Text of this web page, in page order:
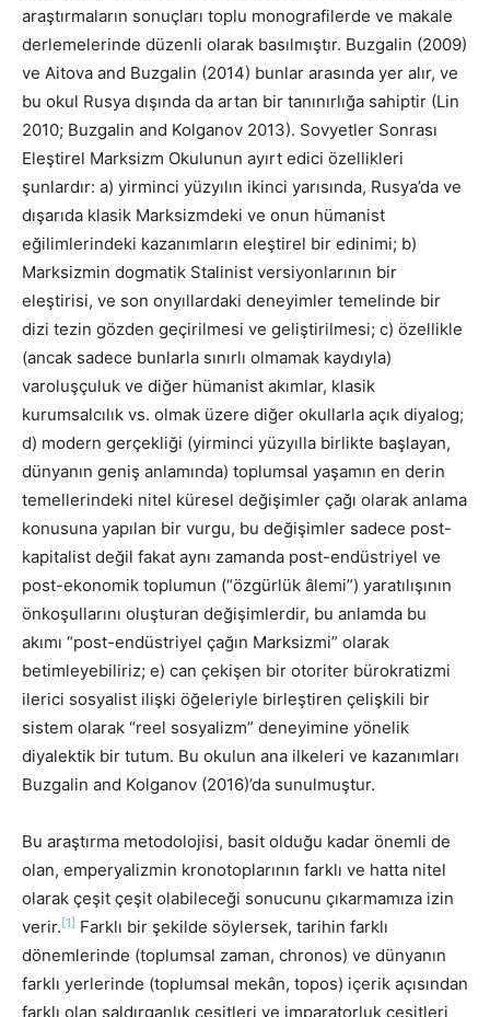
araştırmaların sonuçları toplu monografilerde ve makale
derlemelerinde düzenli olarak basılmıştır. Buzgalin (2009)
ve Aitova and Buzgalin (2014) bunlar arasında yer alır, ve
bu okul Rusya dışında da artan bir tanınırlığa sahiptir (Lin
2010; Buzgalin and Kolganov 2013). Sovyetler Sonrası
Eleştirel Marksizm Okulunun ayırt edici özellikleri
şunlardır: a) yirminci yüzyılın ikinci yarısında, Rusya’da ve
dışarıda klasik Marksizmdeki ve onun hümanist
eğilimlerindeki kazanımların eleştirel bir edinimi; b)
Marksizmin dogmatik Stalinist versiyonlarının bir
eleştirisi, ve son onyıllardaki deneyimler temelinde bir
dizi tezin gözden geçirilmesi ve geliştirilmesi; c) özellikle
(ancak sadece bunlarla sınırlı olmamak kaydıyla)
varoluşçuluk ve diğer hümanist akımlar, klasik
kurumsalcılık vs. olmak üzere diğer okullarla açık diyalog;
d) modern gerçekliği (yirminci yüzyılla birlikte başlayan,
dünyanın geniş anlamında) toplumsal yaşamın en derin
temellerindeki nitel küresel değişimler çağı olarak anlama
konusuna yapılan bir vurgu, bu değişimler sadece post-
kapitalist değil fakat aynı zamanda post-endüstriyel ve
post-ekonomik toplumun (“özgürlük âlemi”) yaratılışının
önkoşullarını oluşturan değişimlerdir, bu anlamda bu
akımı “post-endüstriyel çağın Marksizmi” olarak
betimleyebiliriz; e) can çekişen bir otoriter bürokratizmi
ilerici sosyalist ilişki öğeleriyle birleştiren çelişkili bir
sistem olarak “reel sosyalizm” deneyimine yönelik
diyalektik bir tutum. Bu okulun ana ilkeleri ve kazanımları
Buzgalin and Kolganov (2016)’da sunulmuştur.
Bu araştırma metodolojisi, basit olduğu kadar önemli de
olan, emperyalizmin kronotoplarının farklı ve hatta nitel
olarak çeşit çeşit olabileceği sonucunu çıkarmamıza izin
verir.[1] Farklı bir şekilde söylersek, tarihin farklı
dönemlerinde (toplumsal zaman, chronos) ve dünyanın
farklı yerlerinde (toplumsal mekân, topos) içerik açısından
farklı olan saldırganlık çeşitleri ve imparatorluk çeşitleri